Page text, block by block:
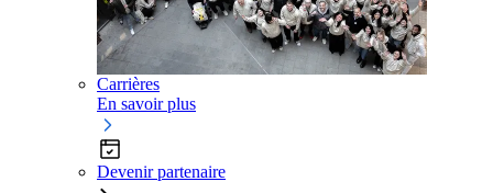
Carrières
En savoir plus
Devenir partenaire